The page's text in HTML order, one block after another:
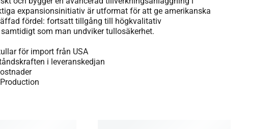
expansionsinitiativ är utformat för att ge amerikanska
fördel: fortsatt tillgång till högkvalitativ
som man undviker tullosäkerhet.
för import från USA
i leveranskedjan